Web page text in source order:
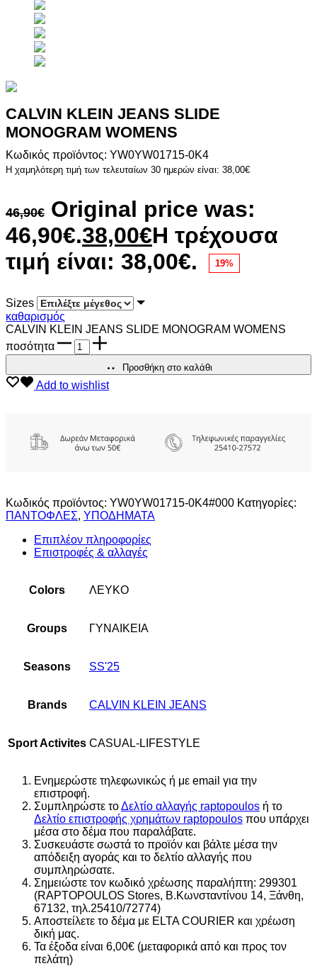
CALVIN KLEIN JEANS SLIDE
MONOGRAM WOMENS
Κωδικός προϊόντος: YW0YW01715-0K4
Η χαμηλότερη τιμή των τελευταίων 30 ημερών είναι: 38,00€
46,90€ Original price was:
46,90€.38,00€Η τρέχουσα
τιμή είναι: 38,00€.
19%
Sizes
καθαρισμός
CALVIN KLEIN JEANS SLIDE MONOGRAM WOMENS
ποσότητα
Προσθήκη στο καλάθι
Add to wishlist
Κωδικός προϊόντος: YW0YW01715-0K4#000 Κατηγορίες:
ΠΑΝΤΟΦΛΕΣ, ΥΠΟΔΗΜΑΤΑ
Επιπλέον πληροφορίες
Επιστροφές & αλλαγές
Colors ΛΕΥΚΟ
Groups ΓΥΝΑΙΚΕΙΑ
Seasons SS'25
Brands CALVIN KLEIN JEANS
Sport Activites CASUAL-LIFESTYLE
Ενημερώστε τηλεφωνικώς ή με email για την
επιστροφή.
Συμπληρώστε τοΔελτίο αλλαγής raptopoulos ή το
Δελτίο επιστροφής χρημάτων raptopoulos που υπάρχει
μέσα στο δέμα που παραλάβατε.
Συσκευάστε σωστά το προϊόν και βάλτε μέσα την
απόδειξη αγοράς και το δελτίο αλλαγής που
συμπληρώσατε.
Σημειώστε τον κωδικό χρέωσης παραλήπτη: 299301
(RAPTOPOULOS Stores, Β.Κωνσταντίνου 14, Ξάνθη,
67132, τηλ.25410/72774)
Αποστείλετε το δέμα με ELTA COURIER και χρέωση
δική μας.
Τα έξοδα είναι 6,00€ (μεταφορικά από και προς τον
πελάτη)